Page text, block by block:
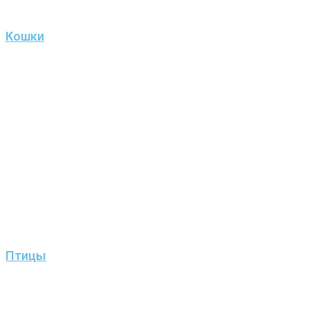
Кошки
Птицы